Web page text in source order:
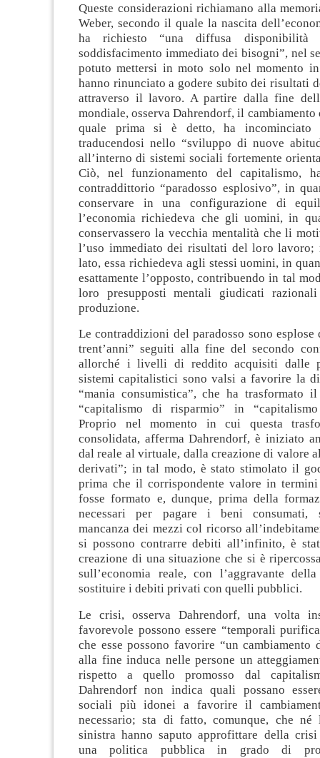
Queste considerazioni richiamano alla
Weber, secondo il quale la nascita
ha richiesto “una diffusa
soddisfacimento immediato dei bisogni”, nel
potuto mettersi in moto solo nel momento
hanno rinunciato a godere subito dei risultati
attraverso il lavoro. A partire dalla fine
mondiale, osserva Dahrendorf, il
quale prima si è detto, ha incominciato
traducendosi nello “sviluppo di nuove
all’interno di sistemi sociali fortemente
Ciò, nel funzionamento del capitalismo,
contraddittorio “paradosso esplosivo”, in
conservare in una configurazione di
l’economia richiedeva che gli uomini, in
conservassero la vecchia mentalità che li
l’uso immediato dei risultati del loro lavoro;
lato, essa richiedeva agli stessi uomini, in
esattamente l’opposto, contribuendo in tal
loro presupposti mentali giudicati
produzione.
Le contraddizioni del paradosso sono
trent’anni” seguiti alla fine del secondo
allorché i livelli di reddito acquisiti dalle
sistemi capitalistici sono valsi a favorire la
“mania consumistica”, che ha trasformato
“capitalismo di risparmio” in
Proprio nel momento in cui questa
consolidata, afferma Dahrendorf, è iniziato
dal reale al virtuale, dalla creazione di valore
derivati”; in tal modo, è stato stimolato il
prima che il corrispondente valore in
fosse formato e, dunque, prima della
necessari per pagare i beni consumati,
mancanza dei mezzi col ricorso
si possono contrarre debiti all’infinito, è
creazione di una situazione che si è
sull’economia reale, con l’aggravante
sostituire i debiti privati con quelli pubblici.
Le crisi, osserva Dahrendorf, una volta
favorevole possono essere “temporali
che esse possono favorire “un cambiamento
alla fine induca nelle persone un
rispetto a quello promosso dal
Dahrendorf non indica quali possano
sociali più idonei a favorire il
necessario; sta di fatto, comunque, che
sinistra hanno saputo approfittare della
una politica pubblica in grado di